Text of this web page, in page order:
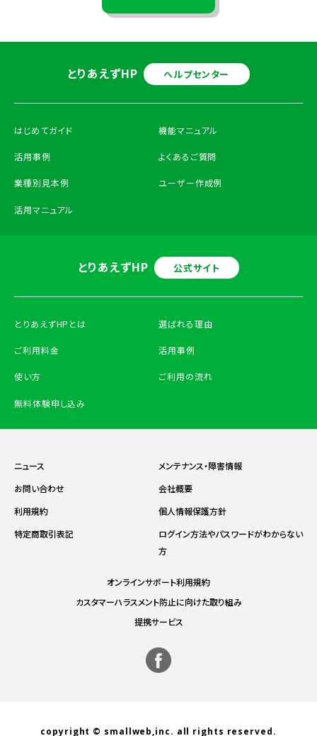
とりあえずHP 公式サイト
とりあえずHPとは
ご利用料金
使い方
選ばれる理由
活用事例
ご利用の流れ
無料体験申し込み
とりあえずHP ヘルプセンター
はじめてガイド
活用事例
業種別見本例
機能マニュアル
よくあるご質問
ユーザー作成例
活用マニュアル
ニュース
メンテナンス・障害情報
お問い合わせ
会社概要
利用規約
個人情報保護方針
特定商取引表記
ログイン方法やパスワードがわからない
方
オンラインサポート利用規約
カスタマーハラスメント防止に向けた取り組み
提携サービス
copyright © smallweb,inc. all rights reserved.